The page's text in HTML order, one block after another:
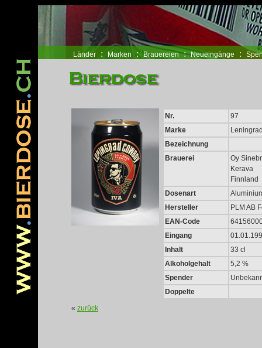
www.pridegoeseast.org コンバース ハイカット NIKE スニーカー バレンシアガ
Länder : Marken : Brauereien : Neueingänge :
Nr.
97
Marke
Bezeichnung
Brauerei
Oy
Kerava
Finnland
Dosenart
Hersteller
PLM AB
EAN-Code
Eingang
Inhalt
33 cl
Alkoholgehalt
5,2 %
Spender
Doppelte
« zurück